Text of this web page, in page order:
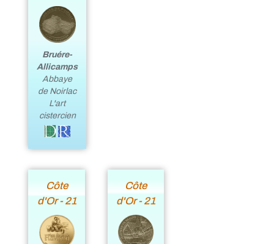
Bruére-
Allicamps
Abbaye
de Noirlac
L'art
cistercien
Côte
d'Or - 21
Côte
d'Or - 21